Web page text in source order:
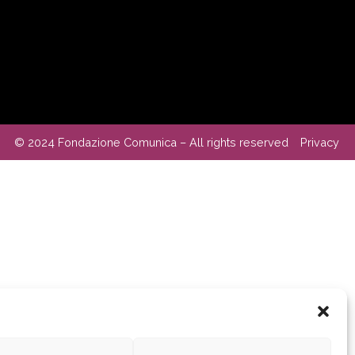
© 2024 Fondazione Comunica – All rights reserved Privacy